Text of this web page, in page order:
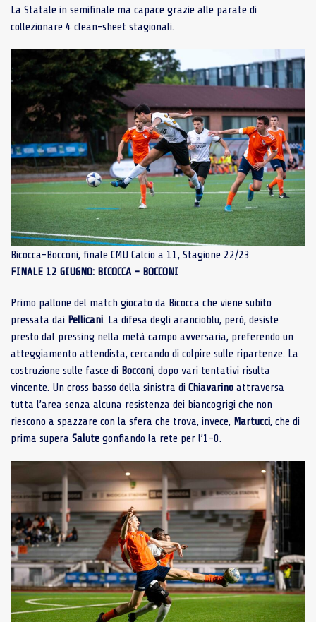
La Statale in semifinale ma capace grazie alle parate di
collezionare 4 clean-sheet stagionali.
Bicocca-Bocconi, finale CMU Calcio a 11, Stagione 22/23
FINALE 12 GIUGNO: BICOCCA – BOCCONI
Primo pallone del match giocato da Bicocca che viene subito
pressata dai Pellicani. La difesa degli arancioblu, però, desiste
presto dal pressing nella metà campo avversaria, preferendo un
atteggiamento attendista, cercando di colpire sulle ripartenze. La
costruzione sulle fasce di Bocconi, dopo vari tentativi risulta
vincente. Un cross basso della sinistra di Chiavarino attraversa
tutta l’area senza alcuna resistenza dei biancogrigi che non
riescono a spazzare con la sfera che trova, invece, Martucci, che di
prima supera Salute gonfiando la rete per l’1-0.